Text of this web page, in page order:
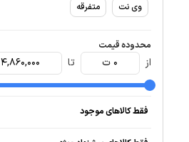
وی نت متفرقه
محدوده قیمت
از 0 ت تا 4,860,000
فقط کالاهای موجود